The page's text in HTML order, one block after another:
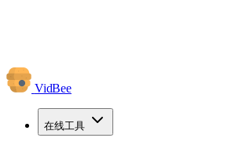
VidBee
在线工具